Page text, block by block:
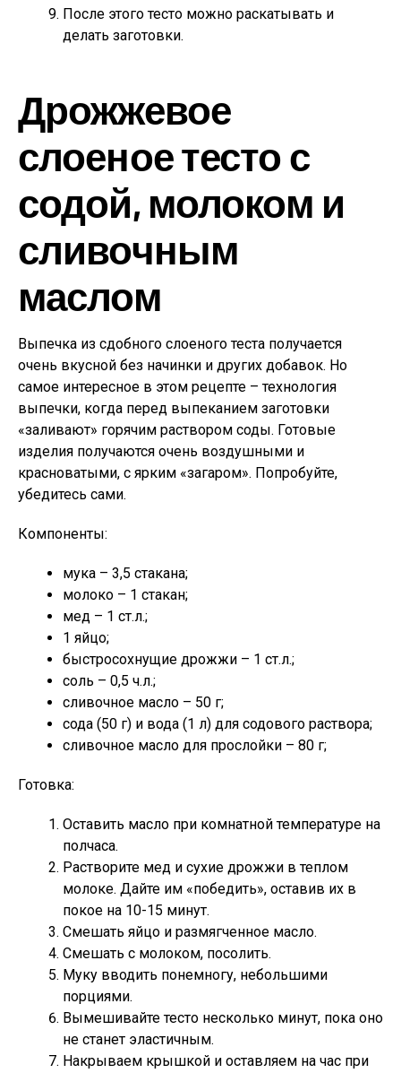
После этого тесто можно раскатывать и
делать заготовки.
Дрожжевое
слоеное тесто с
содой, молоком и
сливочным
маслом
Выпечка из сдобного слоеного теста получается
очень вкусной без начинки и других добавок. Но
самое интересное в этом рецепте – технология
выпечки, когда перед выпеканием заготовки
«заливают» горячим раствором соды. Готовые
изделия получаются очень воздушными и
красноватыми, с ярким «загаром». Попробуйте,
убедитесь сами.
Компоненты:
мука – 3,5 стакана;
молоко – 1 стакан;
мед – 1 ст.л.;
1 яйцо;
быстросохнущие дрожжи – 1 ст.л.;
соль – 0,5 ч.л.;
сливочное масло – 50 г;
сода (50 г) и вода (1 л) для содового раствора;
сливочное масло для прослойки – 80 г;
Готовка:
Оставить масло при комнатной температуре на
полчаса.
Растворите мед и сухие дрожжи в теплом
молоке. Дайте им «победить», оставив их в
покое на 10-15 минут.
Смешать яйцо и размягченное масло.
Смешать с молоком, посолить.
Муку вводить понемногу, небольшими
порциями.
Вымешивайте тесто несколько минут, пока оно
не станет эластичным.
Накрываем крышкой и оставляем на час при